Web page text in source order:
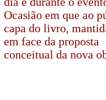
Ocasião em que ao
capa do livro,
em face da proposta
conceitual da nova